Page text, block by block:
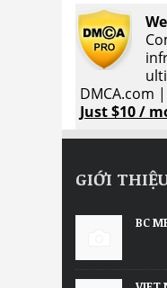
DMCA.com |
Just $10 /
GIỚI
BC